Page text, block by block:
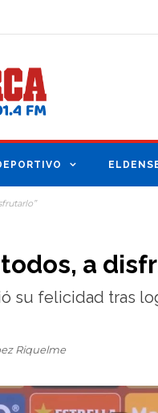
a
su felicidad tras
Riquelme